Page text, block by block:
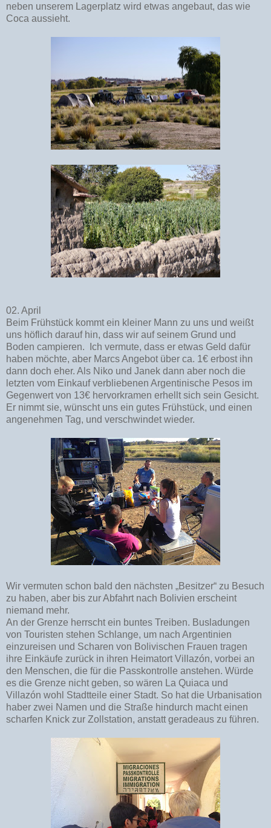
neben unserem Lagerplatz wird etwas angebaut, das wie
Coca aussieht.
02. April
Beim Frühstück kommt ein kleiner Mann zu uns und weißt
uns höflich darauf hin, dass wir auf seinem Grund und
Boden campieren. Ich vermute, dass er etwas Geld dafür
haben möchte, aber Marcs Angebot über ca. 1€ erbost ihn
dann doch eher. Als Niko und Janek dann aber noch die
letzten vom Einkauf verbliebenen Argentinische Pesos im
Gegenwert von 13€ hervorkramen erhellt sich sein Gesicht.
Er nimmt sie, wünscht uns ein gutes Frühstück, und einen
angenehmen Tag, und verschwindet wieder.
Wir vermuten schon bald den nächsten „Besitzer“ zu Besuch
zu haben, aber bis zur Abfahrt nach Bolivien erscheint
niemand mehr.
An der Grenze herrscht ein buntes Treiben. Busladungen
von Touristen stehen Schlange, um nach Argentinien
einzureisen und Scharen von Bolivischen Frauen tragen
ihre Einkäufe zurück in ihren Heimatort Villazón, vorbei an
den Menschen, die für die Passkontrolle anstehen. Würde
es die Grenze nicht geben, so wären La Quiaca und
Villazón wohl Stadtteile einer Stadt. So hat die Urbanisation
haber zwei Namen und die Straße hindurch macht einen
scharfen Knick zur Zollstation, anstatt geradeaus zu führen.